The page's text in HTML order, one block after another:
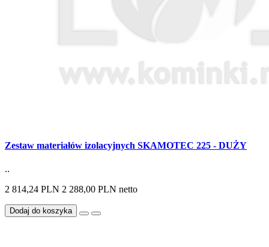
Zestaw materiałów izolacyjnych SKAMOTEC 225 - DUŻY
..
2 814,24 PLN 2 288,00 PLN netto
Dodaj do koszyka